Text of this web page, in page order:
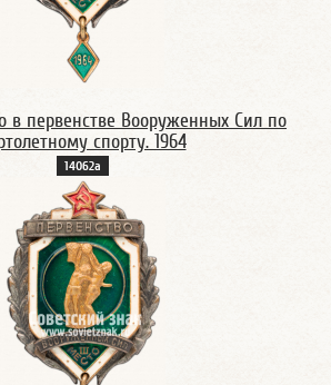
в первенстве Вооруженных Сил по
спорту. 1964
14062а